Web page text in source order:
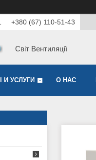
+380 (67) 110-51-43
Світ Вентиляції
И УСЛУГИ О НАС